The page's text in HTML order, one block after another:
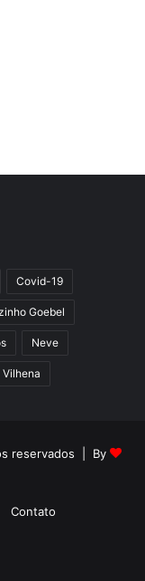
Covid-19
Goebel
Neve
Vilhena
reservados | By
Contato